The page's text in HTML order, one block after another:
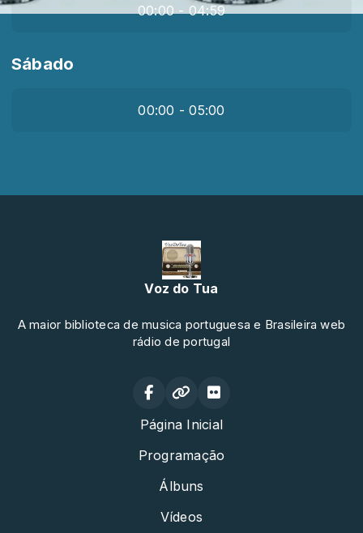
00:00 - 04:59
Sábado
00:00 - 05:00
Voz do Tua
A maior biblioteca de musica portuguesa e Brasileira web
rádio de portugal
Página Inicial
Programação
Álbuns
Vídeos